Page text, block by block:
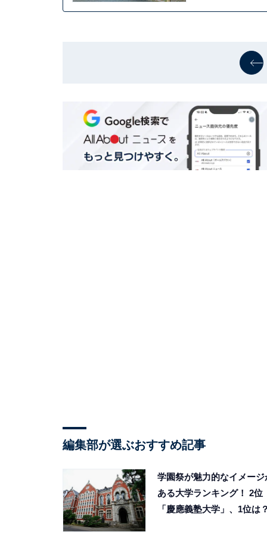
編集部が選ぶおすすめ記事
学園祭が魅力的なイメージ
ある大学ランキング！ 2位
「慶應義塾大学」、1位は